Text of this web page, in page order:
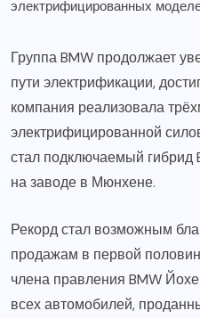
Группа BMW продолжает
пути электрификации,
компания реализовала
электрифицированной
стал подключаемый
на заводе в Мюнхене.
Рекорд стал возможным
продажам в первой
члена правления BMW
всех автомобилей,